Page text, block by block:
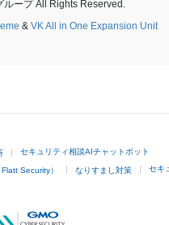
ープ All Rights Reserved.
& VK All in One Expansion Unit
セキュリティ相談AIチャットボット
Security） なりすまし対策 セキ